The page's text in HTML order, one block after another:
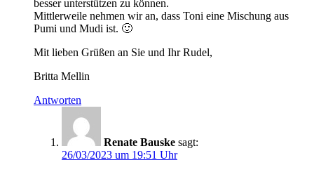
besser unterstützen zu können.
Mittlerweile nehmen wir an, dass Toni eine Mischung aus
Pumi und Mudi ist. 🙂
Mit lieben Grüßen an Sie und Ihr Rudel,
Britta Mellin
Antworten
Renate Bauske sagt:
26/03/2023 um 19:51 Uhr